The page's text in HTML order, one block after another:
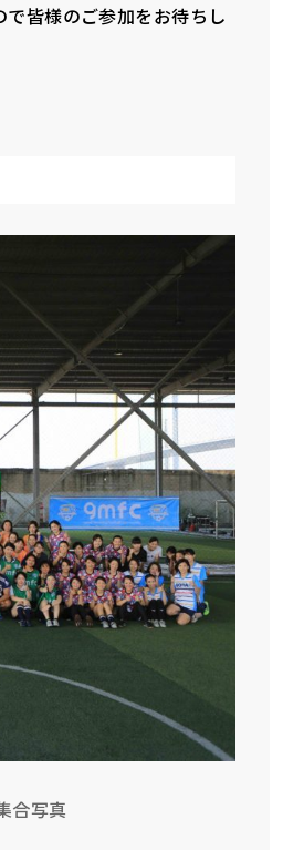
皆様のご参加をお待ちし
合写真